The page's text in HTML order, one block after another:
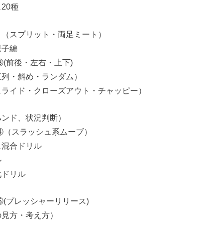
20種
スプリット・両足ミート）
子編
前後・左右・上下)
・斜め・ランダム）
イド・クローズアウト・チャッピー）
ド、状況判断）
スラッシュ系ムーブ）
混合ドリル
ドリル
プレッシャーリリース)
方・考え方）